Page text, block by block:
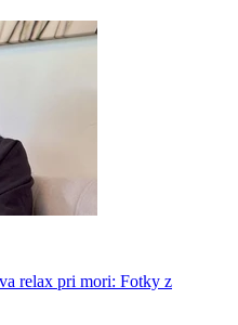
relax pri mori: Fotky z